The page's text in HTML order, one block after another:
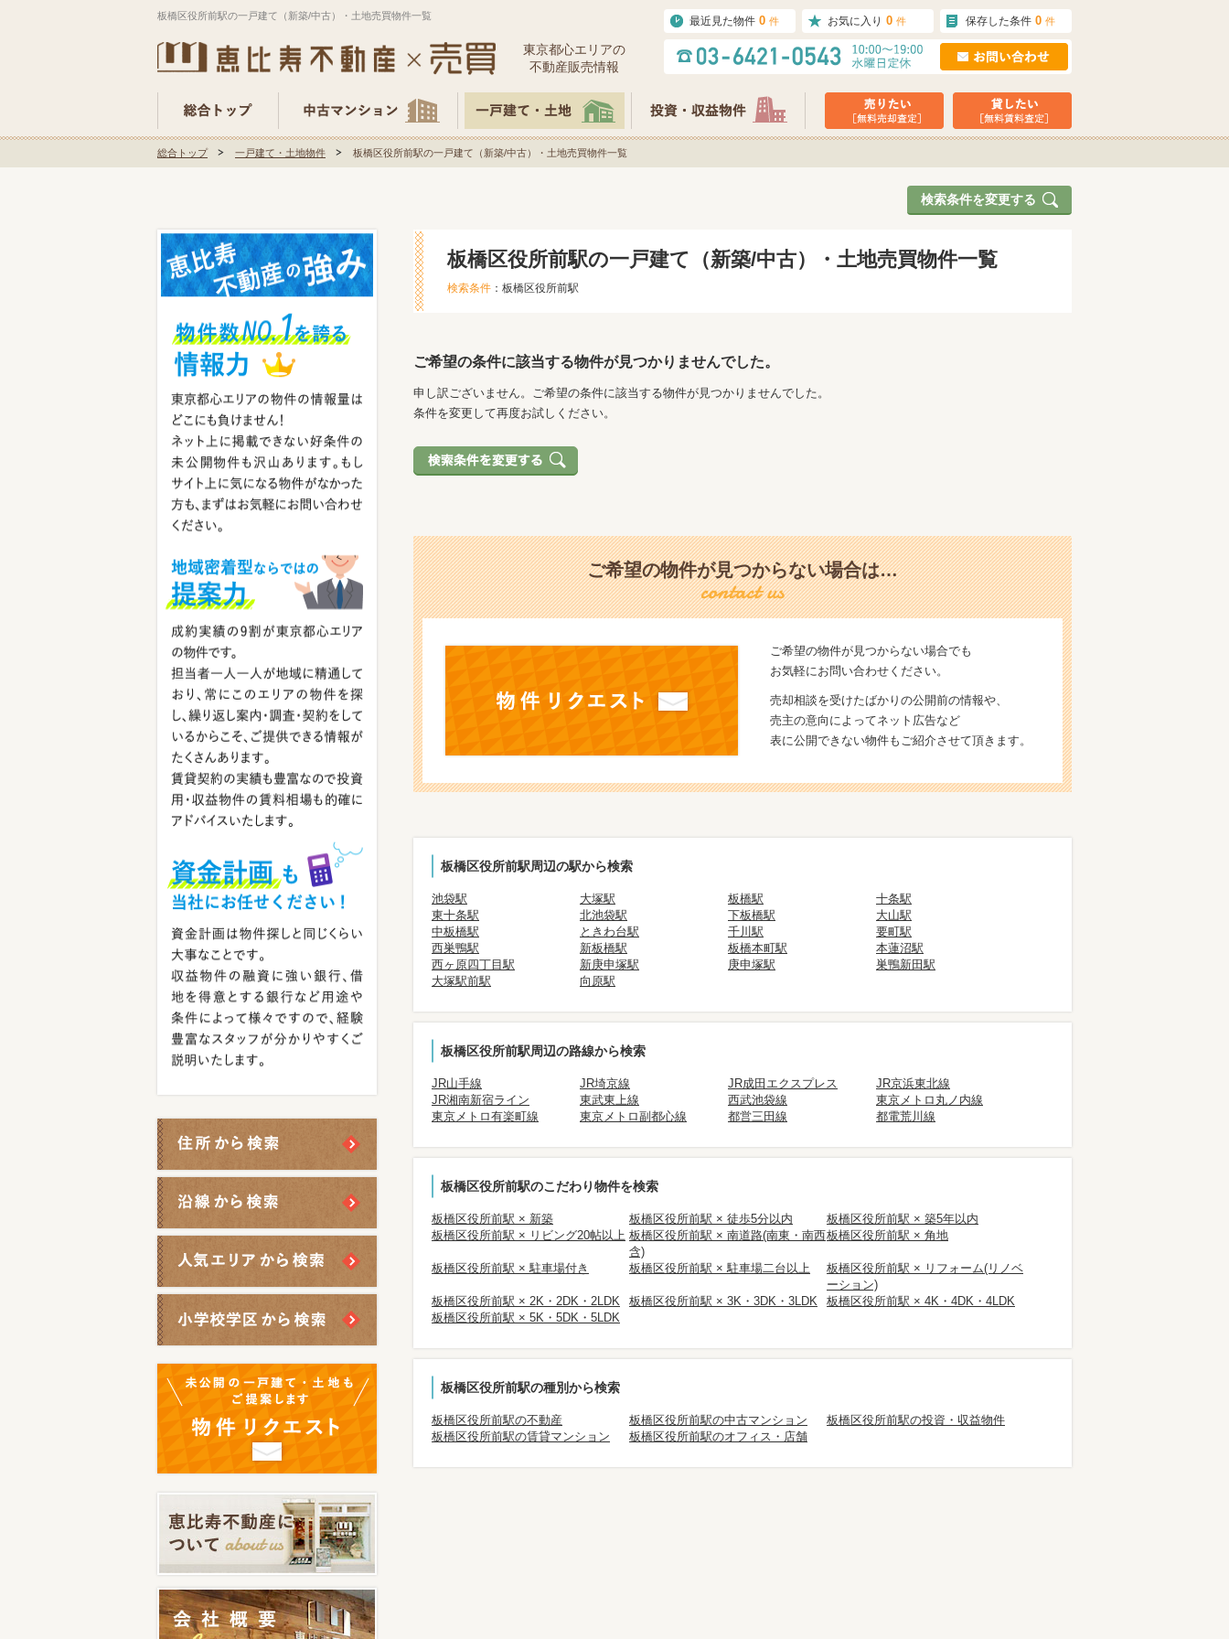
板橋区役所前駅の一戸建て（新築/中古）・土地売買物件一覧
東京都⼼エリアの
不動産販売情報
最近見た物件 0 件 お気に入り 0 件 保存した条件 0 件
総合トップ 一戸建て・土地物件 板橋区役所前駅の一戸建て（新築/中古）・土地売買物件一覧
検索条件を変更する
板橋区役所前駅の一戸建て（新築/中古）・土地売買物件一覧
検索条件 ：板橋区役所前駅
ご希望の条件に該当する物件が見つかりませんでした。
申し訳ございません。ご希望の条件に該当する物件が見つかりませんでした。
条件を変更して再度お試しください。
ご希望の物件が見つからない場合は…
ご希望の物件が見つからない場合でも
お気軽にお問い合わせください。
売却相談を受けたばかりの公開前の情報や、
売主の意向によってネット広告など
表に公開できない物件もご紹介させて頂きます。
板橋区役所前駅周辺の駅から検索
池袋駅 大塚駅 板橋駅
十条駅
東十条駅
北池袋駅 下板橋駅
大山駅
中板橋駅
ときわ台駅 千川駅
要町駅
西巣鴨駅
新板橋駅 板橋本町駅
本蓮沼駅
西ヶ原四丁目駅
新庚申塚駅 庚申塚駅
巣鴨新田駅
大塚駅前駅
向原駅
板橋区役所前駅周辺の路線から検索
JR山手線 JR埼京線 JR成田エクスプレス
JR京浜東北線
JR湘南新宿ライン
東武東上線 西武池袋線
東京メトロ丸ノ内線
東京メトロ有楽町線
東京メトロ副都心線 都営三田線 都電荒川線
板橋区役所前駅のこだわり物件を検索
板橋区役所前駅 × 新築 板橋区役所前駅 × 徒歩5分以内
板橋区役所前駅 × 築5年以内
板橋区役所前駅 × リビング20帖以上 板橋区役所前駅 × 南道路(南東・南西
含)
板橋区役所前駅 × 角地
板橋区役所前駅 × 駐車場付き 板橋区役所前駅 × 駐車場二台以上
板橋区役所前駅 × リフォーム(リノベ
ーション)
板橋区役所前駅 × 2K・2DK・2LDK
板橋区役所前駅 × 3K・3DK・3LDK
板橋区役所前駅 × 4K・4DK・4LDK
板橋区役所前駅 × 5K・5DK・5LDK
板橋区役所前駅の種別から検索
板橋区役所前駅の不動産 板橋区役所前駅の中古マンション
板橋区役所前駅の投資・収益物件
板橋区役所前駅の賃貸マンション
板橋区役所前駅のオフィス・店舗